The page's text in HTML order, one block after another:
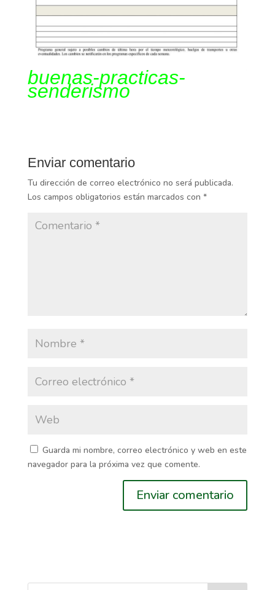
buenas-practicas-
senderismo
Enviar comentario
Tu dirección de correo electrónico no será publicada.
Los campos obligatorios están marcados con *
Guarda mi nombre, correo electrónico y web en este
navegador para la próxima vez que comente.